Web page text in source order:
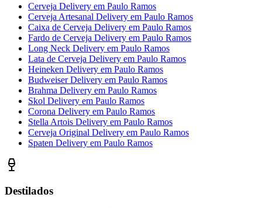
Cerveja Delivery em Paulo Ramos
Cerveja Artesanal Delivery em Paulo Ramos
Caixa de Cerveja Delivery em Paulo Ramos
Fardo de Cerveja Delivery em Paulo Ramos
Long Neck Delivery em Paulo Ramos
Lata de Cerveja Delivery em Paulo Ramos
Heineken Delivery em Paulo Ramos
Budweiser Delivery em Paulo Ramos
Brahma Delivery em Paulo Ramos
Skol Delivery em Paulo Ramos
Corona Delivery em Paulo Ramos
Stella Artois Delivery em Paulo Ramos
Cerveja Original Delivery em Paulo Ramos
Spaten Delivery em Paulo Ramos
Destilados